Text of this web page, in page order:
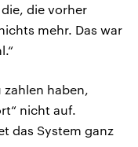
die vorher
mehr. Das war
zahlen haben,
nicht auf.
das System ganz